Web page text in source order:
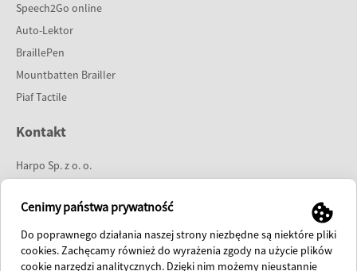
Speech2Go online
Auto-Lektor
BraillePen
Mountbatten Brailler
Piaf Tactile
Kontakt
Harpo Sp. z o. o.
61-737 Poznań
tel:61 853 14 25
e-mail:info@harpo.com.pl
Cenimy państwa prywatność
Do poprawnego działania naszej strony niezbędne są niektóre pliki
cookies. Zachęcamy również do wyrażenia zgody na użycie plików
cookie narzędzi analitycznych. Dzięki nim możemy nieustannie